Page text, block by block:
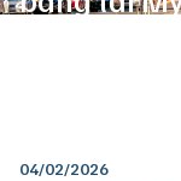
04/02/2026